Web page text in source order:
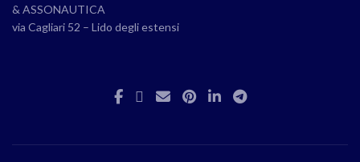
& ASSONAUTICA
via Cagliari 52 – Lido degli estensi